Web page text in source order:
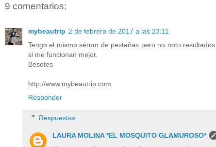
9 comentarios:
mybeautrip 2 de febrero de 2017 a las 23:11
Tengo el mismo sérum de pestañas pero no noto
si me funcionan mejor.
Besotes
http://www.mybeautrip.com
Responder
Respuestas
LAURA MOLINA *EL MOSQUITO GLAMUROSO*